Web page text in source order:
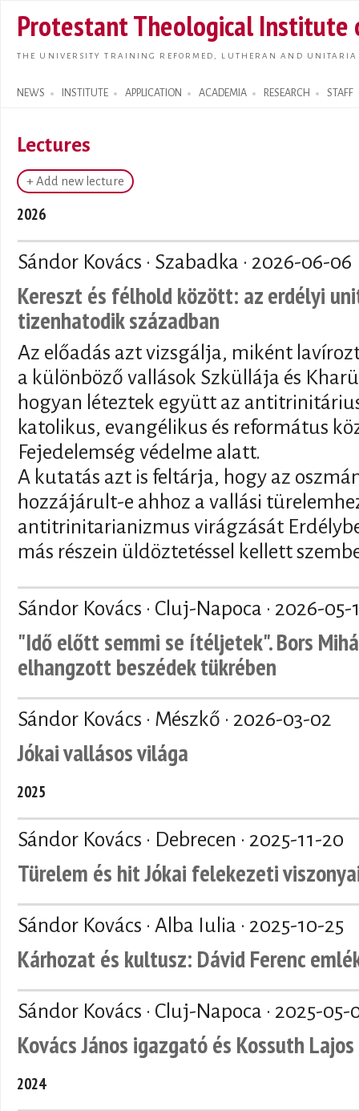
main
Protestant Theological Institute
THE UNIVERSITY TRAINING REFORMED, LUTHERAN AND
NEWS INSTITUTE APPLICATION ACADEMIA RESEARCH STAFF
Search form
Lectures
+ Add new lecture
2026
Sándor Kovács · Szabadka · 2026-06-06
Kereszt és félhold között: az erdélyi
tizenhatodik században
Az előadás azt vizsgálja, miként
a különböző vallások Szküllája és
hogyan léteztek együtt az
katolikus, evangélikus és református
Fejedelemség védelme alatt.
A kutatás azt is feltárja, hogy az
hozzájárult-e ahhoz a vallási
antitrinitarianizmus virágzását
más részein üldöztetéssel kellett
Sándor Kovács · Cluj-Napoca · 2026-05-
"Idő előtt semmi se ítéljetek". Bors
elhangzott beszédek tükrében
Sándor Kovács · Mészkő · 2026-03-02
Jókai vallásos világa
2025
Sándor Kovács · Debrecen · 2025-11-20
Türelem és hit Jókai felekezeti
Sándor Kovács · Alba Iulia · 2025-10-25
Kárhozat és kultusz: Dávid Ferenc
Sándor Kovács · Cluj-Napoca · 2025-05-
Kovács János igazgató és Kossuth
2024